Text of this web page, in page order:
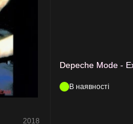
2018
Depeche Mode -
В наявності